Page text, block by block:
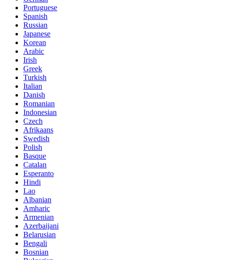
Portuguese
Spanish
Russian
Japanese
Korean
Arabic
Irish
Greek
Turkish
Italian
Danish
Romanian
Indonesian
Czech
Afrikaans
Swedish
Polish
Basque
Catalan
Esperanto
Hindi
Lao
Albanian
Amharic
Armenian
Azerbaijani
Belarusian
Bengali
Bosnian